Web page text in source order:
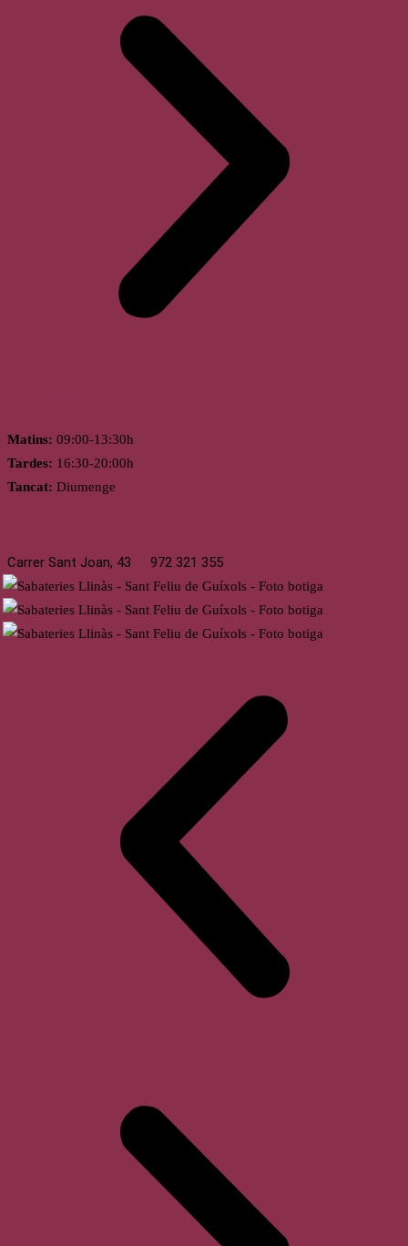
Matins: 09:00-13:30h
Tardes: 16:30-20:00h
Tancat: Diumenge
Carrer Sant Joan, 43 972 321 355